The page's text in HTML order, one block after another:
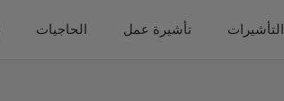
التأشيرات تأشيرة عمل الحاجيات